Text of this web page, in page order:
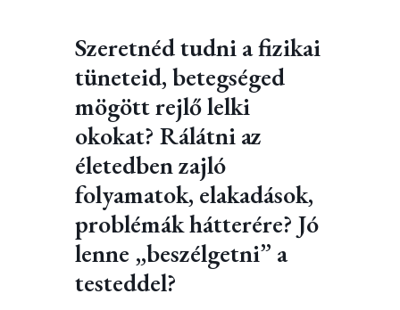
Szeretnéd tudni a fizikai
tüneteid, betegséged
mögött rejlő lelki
okokat? Rálátni az
életedben zajló
folyamatok, elakadások,
problémák hátterére? Jó
lenne „beszélgetni” a
testeddel?